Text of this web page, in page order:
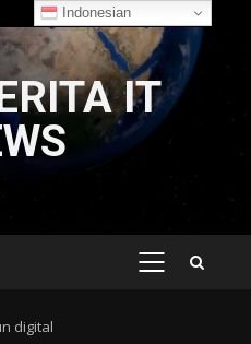
IT
PRIMARY
digital
Indonesian